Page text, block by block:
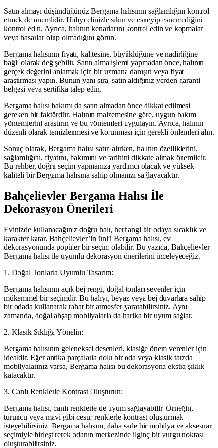
Satın almayı düşündüğünüz Bergama halısının sağlamlığını kontrol
etmek de önemlidir. Halıyı elinizle sıkın ve esneyip esnemediğini
kontrol edin. Ayrıca, halının kenarlarını kontrol edin ve kopmalar
veya hasarlar olup olmadığını görün.
Bergama halısının fiyatı, kalitesine, büyüklüğüne ve nadirliğine
bağlı olarak değişebilir. Satın alma işlemi yapmadan önce, halının
gerçek değerini anlamak için bir uzmana danışın veya fiyat
araştırması yapın. Bunun yanı sıra, satın aldığınız yerden garanti
belgesi veya sertifika talep edin.
Bergama halısı bakımı da satın almadan önce dikkat edilmesi
gereken bir faktördür. Halının malzemesine göre, uygun bakım
yöntemlerini araştırın ve bu yöntemleri uygulayın. Ayrıca, halının
düzenli olarak temizlenmesi ve korunması için gerekli önlemleri alın.
Sonuç olarak, Bergama halısı satın alırken, halının özelliklerini,
sağlamlığını, fiyatını, bakımını ve tarihini dikkate almak önemlidir.
Bu rehber, doğru seçim yapmanıza yardımcı olacak ve yüksek
kaliteli bir Bergama halısına sahip olmanızı sağlayacaktır.
Bahçelievler Bergama Halısı İle
Dekorasyon Önerileri
Evinizde kullanacağınız doğru halı, herhangi bir odaya sıcaklık ve
karakter katar. Bahçelievler’in ünlü Bergama halısı, ev
dekorasyonunda popüler bir seçim olabilir. Bu yazıda, Bahçelievler
Bergama halısı ile uyumlu dekorasyon önerilerini inceleyeceğiz.
1. Doğal Tonlarla Uyumlu Tasarım:
Bergama halısının açık bej rengi, doğal tonları sevenler için
mükemmel bir seçimdir. Bu halıyı, beyaz veya bej duvarlara sahip
bir odada kullanarak rahat bir atmosfer yaratabilirsiniz. Aynı
zamanda, doğal ahşap mobilyalarla da harika bir uyum sağlar.
2. Klasik Şıklığa Yönelin:
Bergama halısının geleneksel desenleri, klasiğe önem verenler için
idealdir. Eğer antika parçalarla dolu bir oda veya klasik tarzda
mobilyalarınız varsa, Bergama halısı bu dekorasyona ekstra şıklık
katacaktır.
3. Canlı Renklerle Kontrast Oluşturun:
Bergama halısı, canlı renklerle de uyum sağlayabilir. Örneğin,
turuncu veya mavi gibi cesur renklerle kontrast oluşturmak
isteyebilirsiniz. Bergama halısını, daha sade bir mobilya ve aksesuar
seçimiyle birleştirerek odanın merkezinde ilginç bir vurgu noktası
oluşturabilirsiniz.